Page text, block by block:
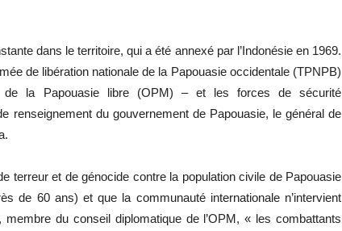
dans le territoire, qui a été annexé par l’Indonésie en 1969.
de libération nationale de la Papouasie occidentale (TPNPB)
de la Papouasie libre (OPM) – et les forces de sécurité
renseignement du gouvernement de Papouasie, le général de
terreur et de génocide contre la population civile de Papouasie
de 60 ans) et que la communauté internationale n’intervient
du conseil diplomatique de l’OPM, « les combattants